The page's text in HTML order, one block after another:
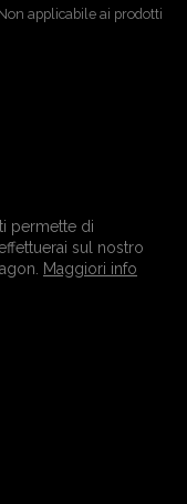
applicabile ai prodotti
permette di
sul nostro
Maggiori info